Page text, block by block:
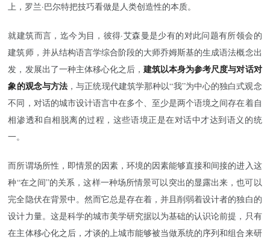
上，罗兰·巴尔特把技巧看做是人类创造性的本质。
就建筑而言，迄今为目， 彼得·艾森曼是少有的对此问题有所领会的
建筑师，并从结构语言学综合阶段的大师乔姆斯基的生成语法概念出
发，发展出了一种主体移心化之后，建筑以本身为参考尺度与对话对
象的观念与方法 ，与正统现代建筑学那种以“我”为中心的独白式观念
不同，对话的城市设计语言中在多个、至少是两个语境之间存在着自
相渗透和自相脱离的过程，这些语境正是在对话中才达到语义的统
一。
而所谓场所性，即情景的因素，环境的因素能够直接和间接的进入这
种“在之间”的关系，这样一种场所情景可以突出的显露出来，也可以
完全隐伏在背景中。然而它总是存在着，并且削弱着设计者的独白的
设计力量。这是科学的城市美学研究据以为基础的认识论前提，只有
在主体移心化之后，才谈的上城市能够被当做系统的序列和组合来研